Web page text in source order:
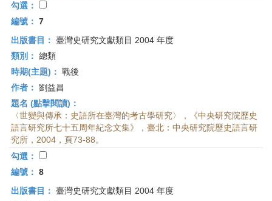
勾選：
編號： 7
出版書目： 臺灣史研究文獻類目 2004 年度
類別： 總類
時期(主題)： 戰後
作者： 劉益昌
題名 (點擊閱讀)：
〈世變與傳承：史語所在臺灣的考古學研究〉，《中央研究院歷史
語言研究所七十五周年紀念文集》，臺北：中央研究院歷史語言研
究所，2004，頁73-88。
勾選：
編號： 8
出版書目： 臺灣史研究文獻類目 2004 年度